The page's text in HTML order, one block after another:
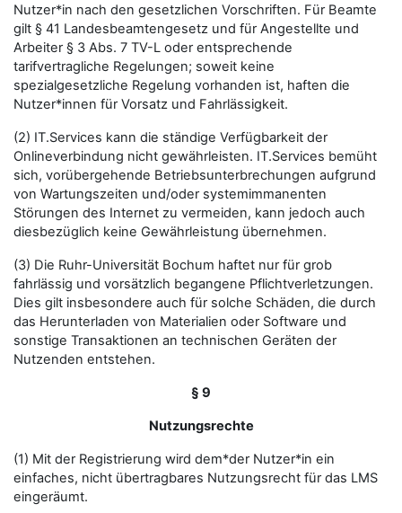
Nutzer*in nach den gesetzlichen Vorschriften. Für Beamte
gilt § 41 Landesbeamtengesetz und für Angestellte und
Arbeiter § 3 Abs. 7 TV-L oder entsprechende
tarifvertragliche Regelungen; soweit keine
spezialgesetzliche Regelung vorhanden ist, haften die
Nutzer*innen für Vorsatz und Fahrlässigkeit.
(2) IT.Services kann die ständige Verfügbarkeit der
Onlineverbindung nicht gewährleisten. IT.Services bemüht
sich, vorübergehende Betriebsunterbrechungen aufgrund
von Wartungszeiten und/oder systemimmanenten
Störungen des Internet zu vermeiden, kann jedoch auch
diesbezüglich keine Gewährleistung übernehmen.
(3) Die Ruhr-Universität Bochum haftet nur für grob
fahrlässig und vorsätzlich begangene Pflichtverletzungen.
Dies gilt insbesondere auch für solche Schäden, die durch
das Herunterladen von Materialien oder Software und
sonstige Transaktionen an technischen Geräten der
Nutzenden entstehen.
§ 9
Nutzungsrechte
(1) Mit der Registrierung wird dem*der Nutzer*in ein
einfaches, nicht übertragbares Nutzungsrecht für das LMS
eingeräumt.